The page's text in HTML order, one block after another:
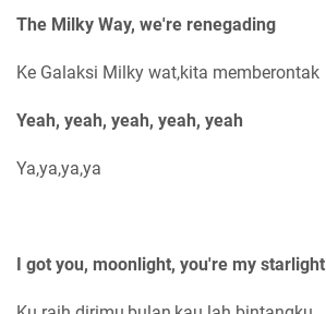
The Milky Way, we're renegading
Ke Galaksi Milky wat,kita memberontak
Yeah, yeah, yeah, yeah, yeah
Ya,ya,ya,ya
I got you, moonlight, you're my starlight